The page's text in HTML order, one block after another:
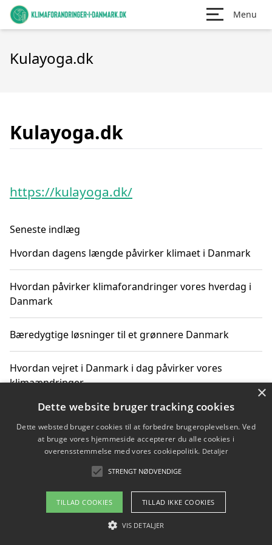
Menu
Kulayoga.dk
Kulayoga.dk
https://kulayoga.dk/
Seneste indlæg
Hvordan dagens længde påvirker klimaet i Danmark
Hvordan påvirker klimaforandringer vores hverdag i
Danmark
Bæredygtige løsninger til et grønnere Danmark
Hvordan vejret i Danmark i dag påvirker vores
klimaændringer
Hvordan klimaændringer påvirker danske unges
gaveønsker
Om / kontakt
Blog Betingelser
×
Dette website bruger tracking cookies
Dette websted bruger cookies til at forbedre brugeroplevelsen. Ved
at bruge vores hjemmeside accepterer du alle cookies i
overensstemmelse med vores cookiepolitik. Detaljer
STRENGT NØDVENDIGE
TILLAD COOKIES TILLAD IKKE COOKIES
VIS DETALJER